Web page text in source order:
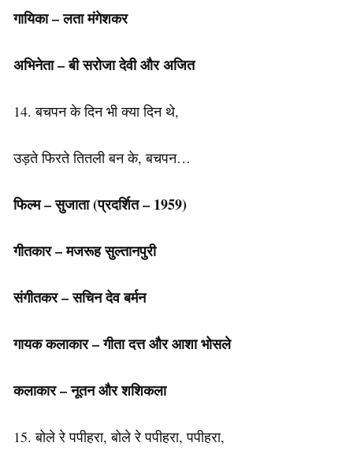
गायिका – लता मंगेशकर
अभिनेता – बी सरोजा देवी और अजित
14. बचपन के दिन भी क्या दिन थे,
उड़ते फिरते तितली बन के, बचपन…
फिल्म–सुजाता(प्रदर्शित– 1959)
गीतकार–मजरूहसुल्तानपुरी
संगीतकर–सचिनदेवबर्मन
गायककलाकार–गीतादत्तऔरआशाभोसले
कलाकार–नूतनऔरशशिकला
15. बोले रे पपीहरा, बोले रे पपीहरा, पपीहरा,